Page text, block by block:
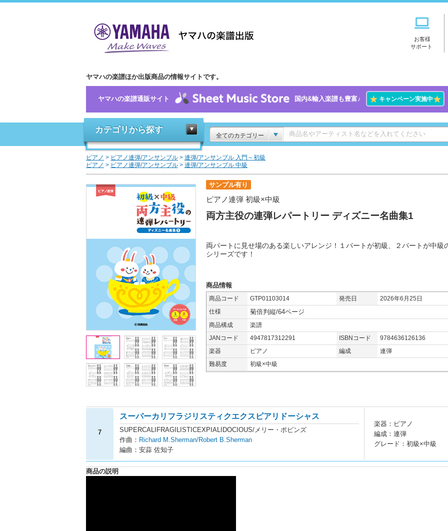
お客様
サポート
ヤマハの楽譜ほか出版商品の情報サイトです。
ヤマハの楽譜通販サイト 国内&輸入楽譜も豊富♪ ★キャンペーン実施中★
カテゴリから探す
全てのカテゴリー
ピアノ > ピアノ連弾/アンサンブル > 連弾/アンサンブル 入門～初級
ピアノ > ピアノ連弾/アンサンブル > 連弾/アンサンブル 中級
サンプル有り
ピアノ連弾 初級×中級
両方主役の連弾レパートリー ディズニー名曲集1
両パートに見せ場のある楽しいアレンジ！１パートが初級、２パートが中級
シリーズです！
商品情報
商品コード GTP01103014 発売日
2026年6月25日
仕様
菊倍判縦/64ページ
商品構成
楽譜
JANコード
4947817312291 ISBNコード
9784636126136
楽器
ピアノ 編成
連弾
難易度
初級×中級
7
スーパーカリフラジリスティクエクスピアリドーシャス
SUPERCALIFRAGILISTICEXPIALIDOCIOUS/メリー・ポピンズ
作曲： Richard M.Sherman/Robert B.Sherman
編曲：安蒜 佐知子
楽器：ピアノ
編成：連弾
グレード：初級×中級
商品の説明